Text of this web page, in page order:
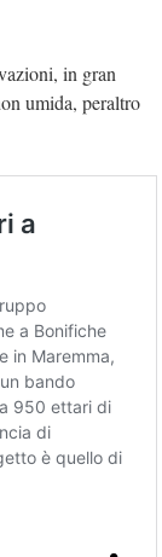
in gran
umida, peraltro